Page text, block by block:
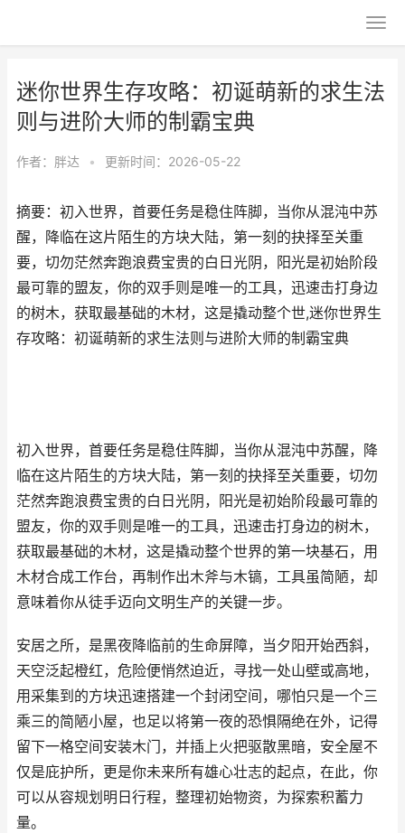
迷你世界生存攻略：初诞萌新的求生法
则与进阶大师的制霸宝典
作者： 胖达 • 更新时间：2026-05-22
摘要：初入世界，首要任务是稳住阵脚，当你从混沌中苏
醒，降临在这片陌生的方块大陆，第一刻的抉择至关重
要，切勿茫然奔跑浪费宝贵的白日光阴，阳光是初始阶段
最可靠的盟友，你的双手则是唯一的工具，迅速击打身边
的树木，获取最基础的木材，这是撬动整个世,迷你世界生
存攻略：初诞萌新的求生法则与进阶大师的制霸宝典
初入世界，首要任务是稳住阵脚，当你从混沌中苏醒，降
临在这片陌生的方块大陆，第一刻的抉择至关重要，切勿
茫然奔跑浪费宝贵的白日光阴，阳光是初始阶段最可靠的
盟友，你的双手则是唯一的工具，迅速击打身边的树木，
获取最基础的木材，这是撬动整个世界的第一块基石，用
木材合成工作台，再制作出木斧与木镐，工具虽简陋，却
意味着你从徒手迈向文明生产的关键一步。
安居之所，是黑夜降临前的生命屏障，当夕阳开始西斜，
天空泛起橙红，危险便悄然迫近，寻找一处山壁或高地，
用采集到的方块迅速搭建一个封闭空间，哪怕只是一个三
乘三的简陋小屋，也足以将第一夜的恐惧隔绝在外，记得
留下一格空间安装木门，并插上火把驱散黑暗，安全屋不
仅是庇护所，更是你未来所有雄心壮志的起点，在此，你
可以从容规划明日行程，整理初始物资，为探索积蓄力
量。